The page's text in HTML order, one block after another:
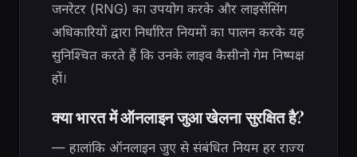
जनरेटर (RNG) का उपयोग करके और लाइसेंसिंग
अधिकारियों द्वारा निर्धारित नियमों का पालन करके यह
सुनिश्चित करते हैं कि उनके लाइव कैसीनो गेम निष्पक्ष
हों।
क्या भारत में ऑनलाइन जुआ खेलना सुरक्षित है?
— हालांकि ऑनलाइन जुए से संबंधित नियम हर राज्य